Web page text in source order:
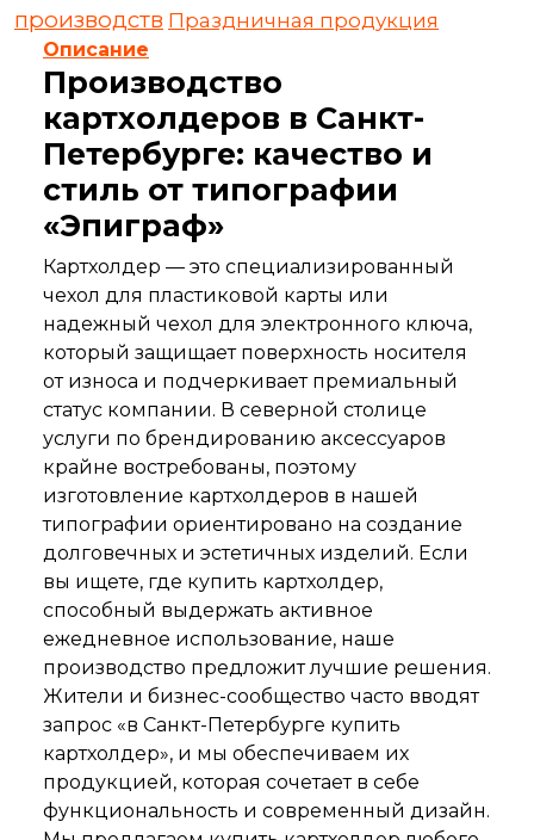
производств Праздничная продукция
Описание
Производство
картхолдеров в Санкт-
Петербурге: качество и
стиль от типографии
«Эпиграф»
Картхолдер — это специализированный
чехол для пластиковой карты или
надежный чехол для электронного ключа,
который защищает поверхность носителя
от износа и подчеркивает премиальный
статус компании. В северной столице
услуги по брендированию аксессуаров
крайне востребованы, поэтому
изготовление картхолдеров в нашей
типографии ориентировано на создание
долговечных и эстетичных изделий. Если
вы ищете, где купить картхолдер,
способный выдержать активное
ежедневное использование, наше
производство предложит лучшие решения.
Жители и бизнес-сообщество часто вводят
запрос «в Санкт-Петербурге купить
картхолдер», и мы обеспечиваем их
продукцией, которая сочетает в себе
функциональность и современный дизайн.